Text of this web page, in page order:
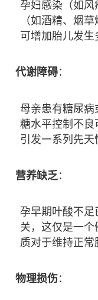
孕妇感染（如风
（如酒精、烟
可增加胎儿发生
代谢障碍：
母亲患有糖尿
糖水平控制不
引发一系列先天
营养缺乏：
孕早期叶酸不足
关，这仅是一
质对于维持正常
物理损伤：